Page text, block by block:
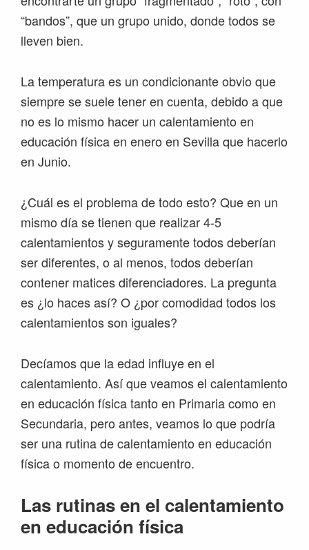
“bandos”, que un grupo unido, donde todos se
lleven bien.
La temperatura es un condicionante obvio que
siempre se suele tener en cuenta, debido a que
no es lo mismo hacer un calentamiento en
educación física en enero en Sevilla que hacerlo
en Junio.
¿Cuál es el problema de todo esto? Que en un
mismo día se tienen que realizar 4-5
calentamientos y seguramente todos deberían
ser diferentes, o al menos, todos deberían
contener matices diferenciadores. La pregunta
es ¿lo haces así? O ¿por comodidad todos los
calentamientos son iguales?
Decíamos que la edad influye en el
calentamiento. Así que veamos el calentamiento
en educación física tanto en Primaria como en
Secundaria, pero antes, veamos lo que podría
ser una rutina de calentamiento en educación
física o momento de encuentro.
Las rutinas en el calentamiento
en educación física